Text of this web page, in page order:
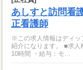
あしすと訪問看
正看護師
※この求人情報はディッ
紹介になります。 ■求人
10時間 ・給与：モ...